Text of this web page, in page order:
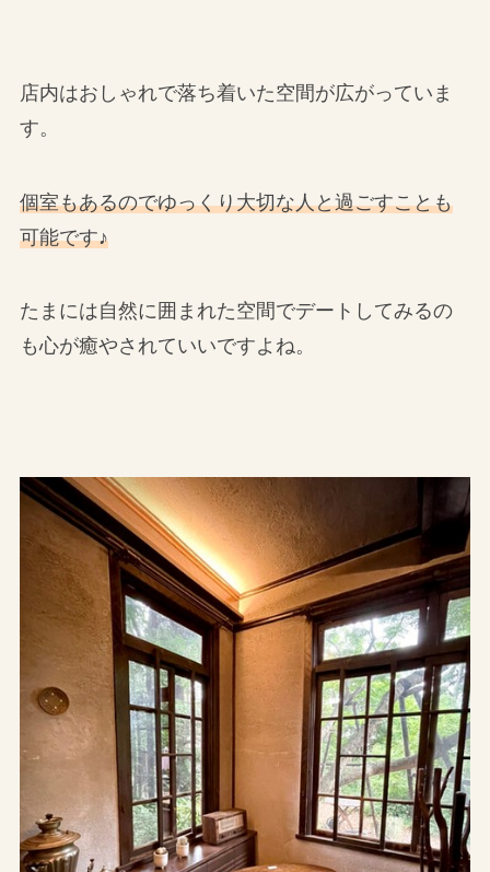
店内はおしゃれで落ち着いた空間が広がっていま
す。
個室もあるのでゆっくり大切な人と過ごすことも
可能です♪
たまには自然に囲まれた空間でデートしてみるの
も心が癒やされていいですよね。